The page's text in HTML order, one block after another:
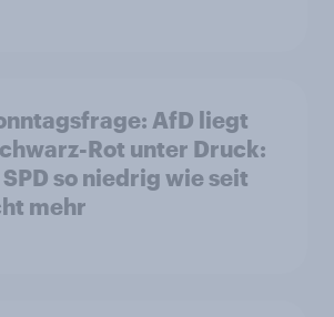
AfD liegt
Rot unter Druck:
so niedrig wie seit
mehr